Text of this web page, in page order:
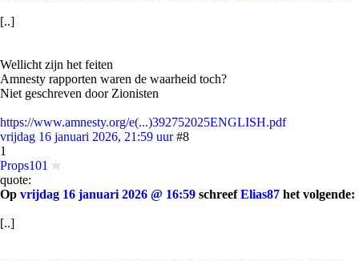
[..]
Wellicht zijn het feiten
Amnesty rapporten waren de waarheid toch?
Niet geschreven door Zionisten
https://www.amnesty.org/e(...)392752025ENGLISH.pdf
vrijdag 16 januari 2026, 21:59 uur #8
1
Props101
quote:
Op vrijdag 16 januari 2026 @ 16:59 schreefElias87 het volgende:
[..]